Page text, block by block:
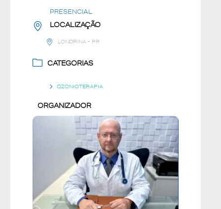
PRESENCIAL
LOCALIZAÇÃO
LONDRINA - PR
CATEGORIAS
OZONIOTERAPIA
ORGANIZADOR